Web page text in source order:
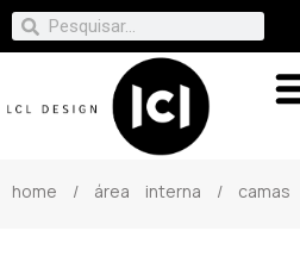
home / área interna / camas